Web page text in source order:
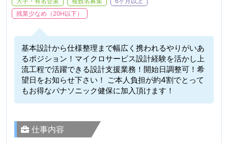
残業少なめ（20H以下）
基本設計から仕様整理まで幅広く携われるやりがいあ
るポジション！マイクロサービス設計経験を活かし上
流工程で活躍できる設計支援業務！開始日調整可！希
望日をお知らせ下さい！ ご本人負担が約4割でとって
もお得なパナソニック健保に加入頂けます！
仕事内容